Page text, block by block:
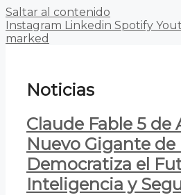
Saltar al contenido
Instagram Linkedin Spotify
marked
Noticias
Claude Fable 5 de
Nuevo Gigante de
Democratiza el
Inteligencia y